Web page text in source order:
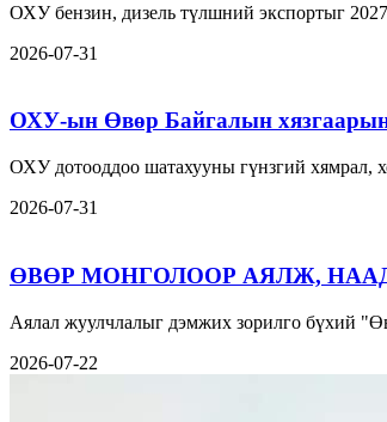
ОХУ бензин, дизель түлшний экспортыг
2026-07-31
ОХУ-ын Өвөр Байгалын хязгаарын
ОХУ дотооддоо шатахууны гүнзгий хямрал,
2026-07-31
ӨВӨР МОНГОЛООР АЯЛЖ,
Аялал жуулчлалыг дэмжих зорилго бүхий
2026-07-22